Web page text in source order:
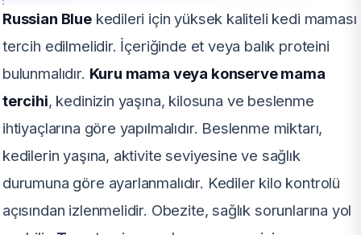
Russian Bluekedileri için yüksek kaliteli kedi maması
tercih edilmelidir. İçeriğinde et veya balık proteini
bulunmalıdır. Kuru mama veya konserve mama
tercihi, kedinizin yaşına, kilosuna ve beslenme
ihtiyaçlarına göre yapılmalıdır. Beslenme miktarı,
kedilerin yaşına, aktivite seviyesine ve sağlık
durumuna göre ayarlanmalıdır. Kediler kilo kontrolü
açısından izlenmelidir. Obezite, sağlık sorunlarına yol